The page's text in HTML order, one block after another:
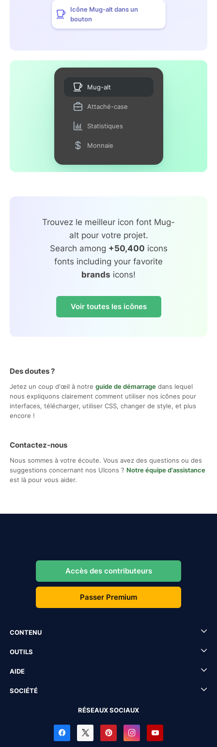
Icône Mug-alt dans un
bouton
Mug-alt
Attaché-case
Statistiques
Monnaie
Trouvez le meilleur icon font Mug-
alt pour votre projet.
Search among +50,400 icons
fonts including your favorite
brands icons!
Voir toutes les icônes
Des doutes ?
Jetez un coup d'œil à notre guide de démarrage dans lequel
nous expliquons clairement comment utiliser nos icônes pour
interfaces, télécharger, utiliser CSS, changer de style, et plus
encore !
Contactez-nous
Nous sommes à votre écoute. Vous avez des questions ou des
suggestions concernant nos UIcons ? Notre équipe d'assistance
est là pour vous aider.
Accès des contributeurs
Passer Premium
CONTENU
OUTILS
AIDE
SOCIÉTÉ
RÉSEAUX SOCIAUX